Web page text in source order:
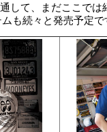
して、まだここでは
も続々と発売予定です